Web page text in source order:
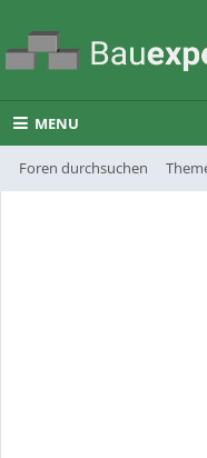
MENU
Foren durchsuchen